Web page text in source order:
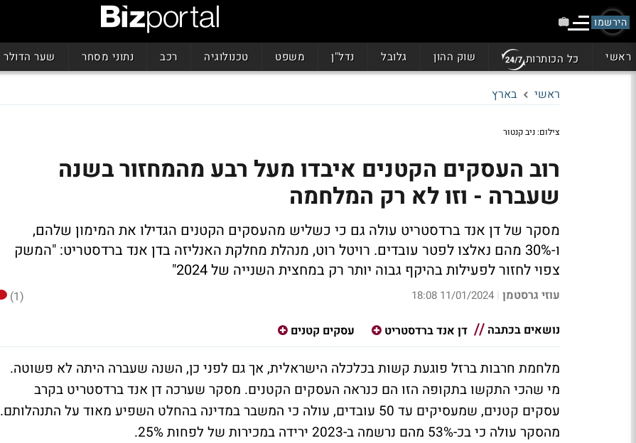
הירשמו
ראשי כל הכותרות שוק ההון גלובל נדל"ן משפט טכנולוגיה רכב נתוני מסחר שער הדולר
ראשי בארץ
צילום: ניב קנטור
רוב העסקים הקטנים איבדו מעל רבע מהמחזור בשנה
שעברה - וזו לא רק המלחמה
מסקר של דן אנד ברדסטריט עולה גם כי כשליש מהעסקים הקטנים הגדילו את המימון שלהם,
ו-30% מהם נאלצו לפטר עובדים. רויטל רוט, מנהלת מחלקת האנליזה בדן אנד ברדסטריט: "המשק
צפוי לחזור לפעילות בהיקף גבוה יותר רק במחצית השנייה של 2024"
עוזי גרסטמן |
11/01/2024 18:08
(1)
נושאים בכתבה
דן אנד ברדסטריט עסקים קטנים
מלחמת חרבות ברזל פוגעת קשות בכלכלה הישראלית, אך גם לפני כן, השנה שעברה היתה לא פשוטה.
מי שהכי התקשו בתקופה הזו הם כנראה העסקים הקטנים. מסקר שערכה דן אנד ברדסטריט בקרב
עסקים קטנים, שמעסיקים עד 50 עובדים, עולה כי המשבר במדינה בהחלט השפיע מאוד על התנהלותם.
מהסקר עולה כי בכ-53% מהם נרשמה ב-2023 ירידה במכירות של לפחות 25%.